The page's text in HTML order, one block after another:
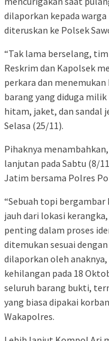
dilaporkan kepada
diteruskan ke Polsek
“Tak lama berselang,
Reskrim dan Kapolsek
perkara dan
barang yang diduga
hitam, jaket, dan sandal
Selasa (25/11).
Pihaknya
lanjutan pada Sabtu (8/
Jatim bersama Polres
“Sebuah topi
jauh dari lokasi
penting dalam proses
ditemukan sesuai
dilaporkan oleh
kehilangan pada 18
seluruh barang bukti,
yang biasa dipakai
Wakapolres.